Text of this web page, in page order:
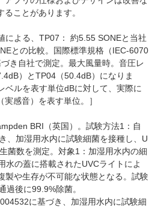
ことがあります。
による、TP07： 約5.55 SONEと当社
との比較。国際標準規格（IEC-6070
き自社で測定。最大風量時。音圧レ
）とTP04（50.4dB）になりま
ベルを表す単位dBに対して、実際に
感音）を表す単位。］
BRI（英国）。試験方法1：自
、加湿用水内に試験細菌を接種し、U
菌数を測定。対象1：加湿用水内の細
水の蓋に搭載されたUVCライトによ
製や生存が不可能な状態となる。試験
過後に99.9%除菌。
に基づき、加湿用水内に試験細